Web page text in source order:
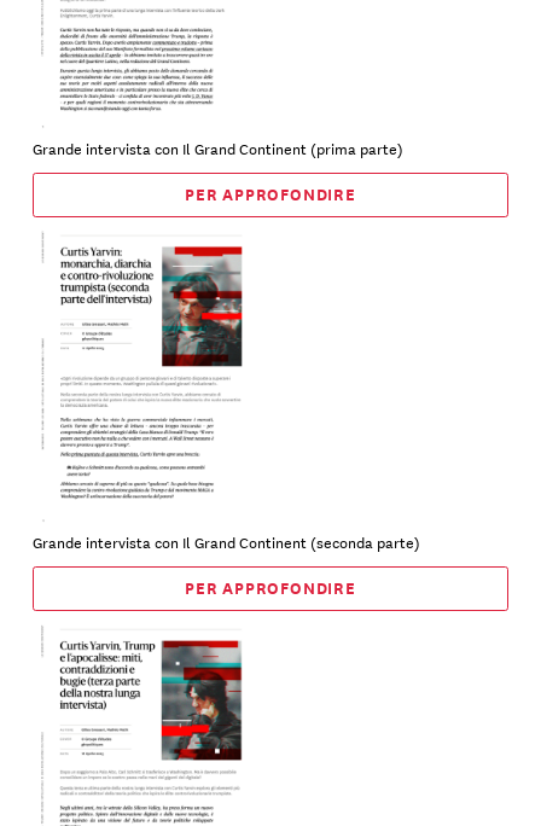
Grande intervista con Il Grand Continent (prima parte)
PER APPROFONDIRE
Grande intervista con Il Grand Continent (seconda parte)
PER APPROFONDIRE